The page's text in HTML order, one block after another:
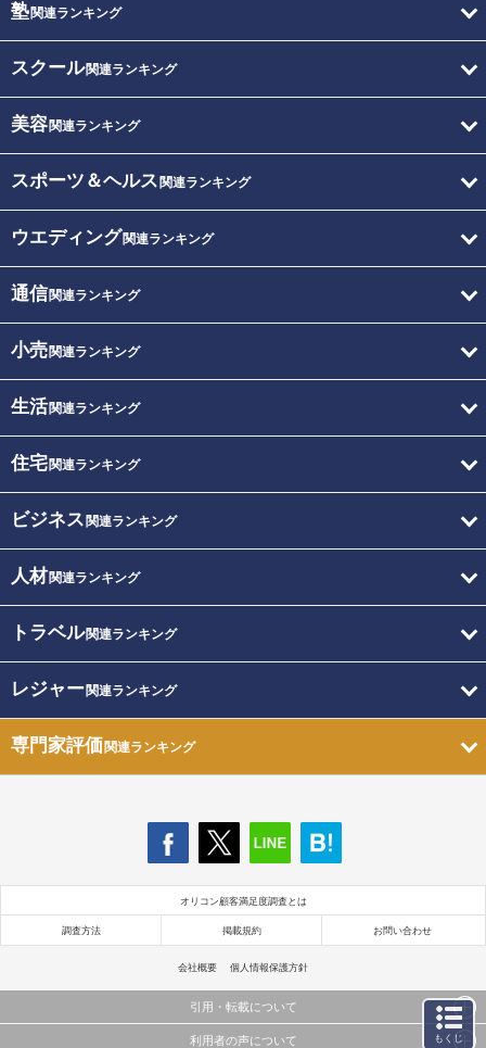
塾関連ランキング
スクール関連ランキング
美容関連ランキング
スポーツ＆ヘルス 関連ランキング
ウエディング関連ランキング
通信関連ランキング
小売関連ランキング
生活関連ランキング
住宅関連ランキング
ビジネス 関連ランキング
人材関連ランキング
トラベル関連ランキング
レジャー関連ランキング
専門家評価関連ランキング
オリコン顧客満足度調査とは
調査方法 掲載規約 お問い合わせ
会社概要 個人情報保護方針
引用・転載について
当サイトで公開されている情報（文字、写真、イラスト、画像データ等）及びこれらの配置・
利用者の声について もくじ